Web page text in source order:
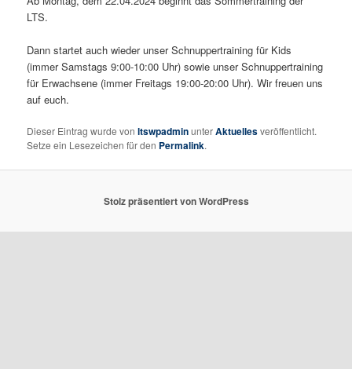
LTS.
Dann startet auch wieder unser Schnuppertraining für Kids
(immer Samstags 9:00-10:00 Uhr) sowie unser Schnuppertraining
für Erwachsene (immer Freitags 19:00-20:00 Uhr). Wir freuen uns
auf euch.
Dieser Eintrag wurde vonltswpadminunterAktuellesveröffentlicht.
Setze ein Lesezeichen für den Permalink.
Stolz präsentiert von WordPress